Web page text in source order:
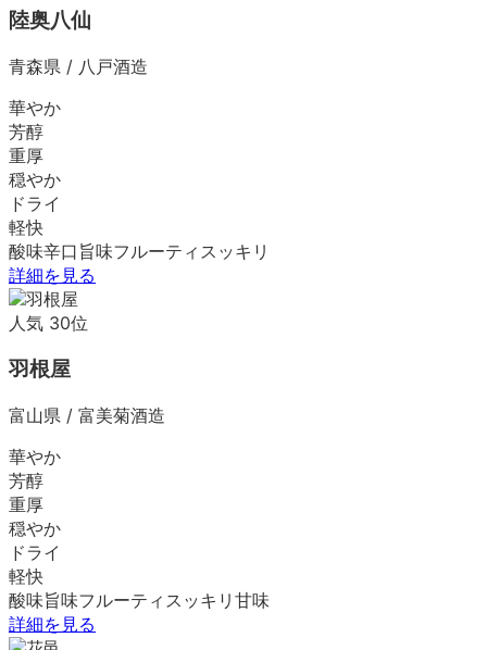
陸奥八仙
青森県 / 八戸酒造
華やか
芳醇
重厚
穏やか
ドライ
軽快
酸味辛口 旨味フルーティ スッキリ
詳細を見る
人気 30位
羽根屋
富山県 / 富美菊酒造
華やか
芳醇
重厚
穏やか
ドライ
軽快
酸味旨味フルーティ スッキリ 甘味
詳細を見る